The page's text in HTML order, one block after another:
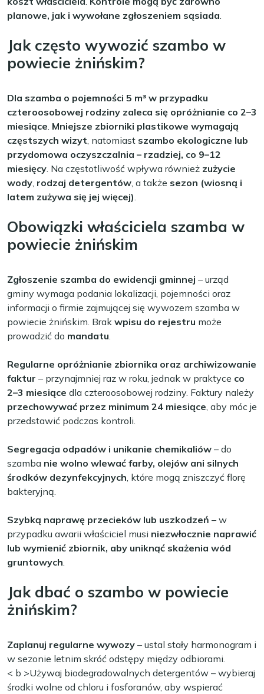
planowe, jak i wywołane zgłoszeniem sąsiada.
Jak często wywozić szambo w
powiecie żnińskim?
Dla szamba o pojemności 5 m³ w przypadku
czteroosobowej rodziny zaleca się opróżnianie co 2–3
miesiące. Mniejsze zbiorniki plastikowe wymagają
częstszych wizyt, natomiast szambo ekologiczne lub
przydomowa oczyszczalnia – rzadziej, co 9–12
miesięcy. Na częstotliwość wpływa również zużycie
wody, rodzaj detergentów, a także sezon (wiosną i
latem zużywa się jej więcej).
Obowiązki właściciela szamba w
powiecie żnińskim
Zgłoszenie szamba do ewidencji gminnej – urząd
gminy wymaga podania lokalizacji, pojemności oraz
informacji o firmie zajmującej się wywozem szamba w
powiecie żnińskim. Brak wpisu do rejestru może
prowadzić do mandatu.
Regularne opróżnianie zbiornika oraz archiwizowanie
faktur – przynajmniej raz w roku, jednak w praktyce co
2–3 miesiące dla czteroosobowej rodziny. Faktury należy
przechowywać przez minimum 24 miesiące, aby móc je
przedstawić podczas kontroli.
Segregacja odpadów i unikanie chemikaliów – do
szamba nie wolno wlewać farby, olejów ani silnych
środków dezynfekcyjnych, które mogą zniszczyć florę
bakteryjną.
Szybką naprawę przecieków lub uszkodzeń – w
przypadku awarii właściciel musi niezwłocznie naprawić
lub wymienić zbiornik, aby uniknąć skażenia wód
gruntowych.
Jak dbać o szambo w powiecie
żnińskim?
Zaplanuj regularne wywozy – ustal stały harmonogram i
w sezonie letnim skróć odstępy między odbiorami.
< b >Używaj biodegradowalnych detergentów – wybieraj
środki wolne od chloru i fosforanów, aby wspierać